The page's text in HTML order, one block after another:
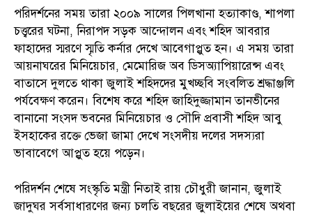
পরিদর্শনের সময় তারা ২০০৯ সালের পিলখানা হত্যাকাণ্ড, শাপলা
চত্ত্বরের ঘটনা, নিরাপদ সড়ক আন্দোলন এবং শহিদ আবরার
ফাহাদের স্মরণে স্মৃতি কর্নার দেখে আবেগাপ্লুত হন। এ সময় তারা
আয়নাঘরের মিনিয়েচার, মেমোরিজ অব ডিসঅ্যাপিয়ারেন্স এবং
বাতাসে দুলতে থাকা জুলাই শহিদদের মুখচ্ছবি সংবলিত শ্রদ্ধাঞ্জলি
পর্যবেক্ষণ করেন। বিশেষ করে শহিদ জাহিদুজ্জামান তানভীনের
বানানো সংসদ ভবনের মিনিয়েচার ও সৌদি প্রবাসী শহিদ আবু
ইসহাকের রক্তে ভেজা জামা দেখে সংসদীয় দলের সদস্যরা
ভাবাবেগে আপ্লুত হয়ে পড়েন।
পরিদর্শন শেষে সংস্কৃতি মন্ত্রী নিতাই রায় চৌধুরী জানান, জুলাই
জাদুঘর সর্বসাধারণের জন্য চলতি বছরের জুলাইয়ের শেষে অথবা